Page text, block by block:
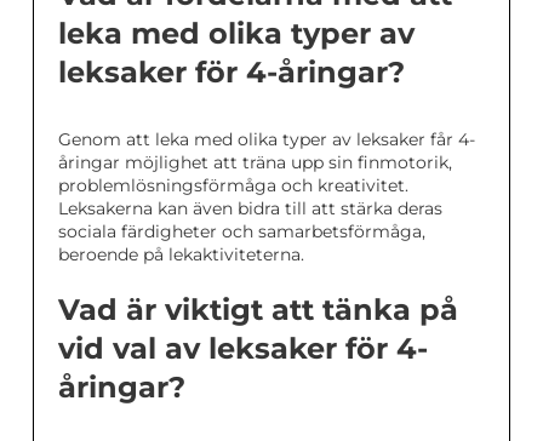
leka med olika typer av
leksaker för 4-åringar?
Genom att leka med olika typer av leksaker får 4-
åringar möjlighet att träna upp sin finmotorik,
problemlösningsförmåga och kreativitet.
Leksakerna kan även bidra till att stärka deras
sociala färdigheter och samarbetsförmåga,
beroende på lekaktiviteterna.
Vad är viktigt att tänka på
vid val av leksaker för 4-
åringar?